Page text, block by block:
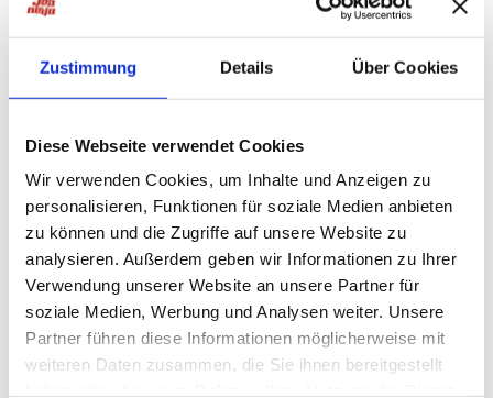
Zustimmung Details Über Cookies
Diese Webseite verwendet Cookies
Wir verwenden Cookies, um Inhalte und Anzeigen zu
personalisieren, Funktionen für soziale Medien anbieten
zu können und die Zugriffe auf unsere Website zu
analysieren. Außerdem geben wir Informationen zu Ihrer
Verwendung unserer Website an unsere Partner für
soziale Medien, Werbung und Analysen weiter. Unsere
Partner führen diese Informationen möglicherweise mit
weiteren Daten zusammen, die Sie ihnen bereitgestellt
Übertarifliche Bezahlung, Urlaubs- & Weihnachtsgeld
Übernahmemöglichkeit beim Kundenbetrieb
Persönliche Betreuung durch dein PSH-Team vor Ort
Teamgeist & gelebte Loyalität im täglichen
Miteinander
Ansprechpartner
Patricia Scharnhorst
Recruiting